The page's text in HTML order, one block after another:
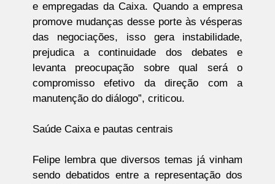
e empregadas da Caixa. Quando a empresa
promove mudanças desse porte às vésperas
das negociações, isso gera instabilidade,
prejudica a continuidade dos debates e
levanta preocupação sobre qual será o
compromisso efetivo da direção com a
manutenção do diálogo”, criticou.
Saúde Caixa e pautas centrais
Felipe lembra que diversos temas já vinham
sendo debatidos entre a representação dos